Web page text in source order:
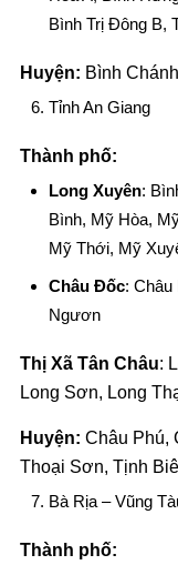
Bình Trị Đông B,
Huyện: Bình
Tỉnh An Giang
Thành phố:
Long Xuyên:
Bình, Mỹ Hòa,
Mỹ Thới, Mỹ
Châu Đốc: Châu
Ngươn
Thị Xã Tân Châu:
Long Sơn, Long
Huyện: Châu Phú,
Thoại Sơn, Tịnh
Bà Rịa – Vũng
Thành phố: